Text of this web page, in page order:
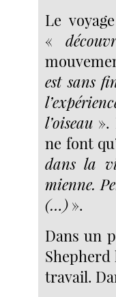
Le
«
est sans
l’oiseau ».
ne font
dans la
mienne.
(…) ».
Dans un
travail.